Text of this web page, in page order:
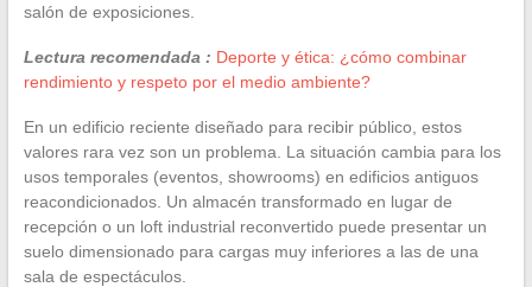
salón de exposiciones.
Lectura recomendada : Deporte y ética: ¿cómo combinar
rendimiento y respeto por el medio ambiente?
En un edificio reciente diseñado para recibir público, estos
valores rara vez son un problema. La situación cambia para los
usos temporales (eventos, showrooms) en edificios antiguos
reacondicionados. Un almacén transformado en lugar de
recepción o un loft industrial reconvertido puede presentar un
suelo dimensionado para cargas muy inferiores a las de una
sala de espectáculos.